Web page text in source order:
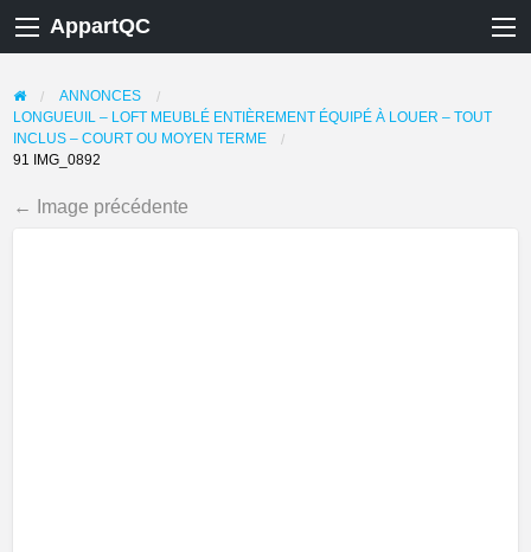
AppartQC
ANNONCES
LONGUEUIL – LOFT MEUBLÉ ENTIÈREMENT ÉQUIPÉ À LOUER – TOUT
INCLUS – COURT OU MOYEN TERME
91 IMG_0892
← Image précédente